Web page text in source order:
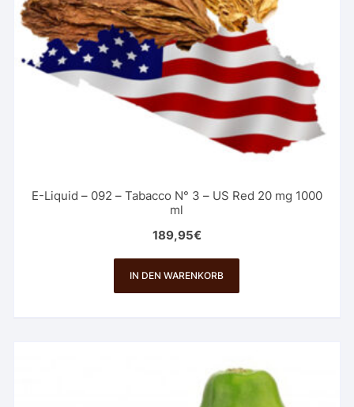
E-Liquid – 092 – Tabacco N° 3 – US Red 20 mg 1000
ml
189,95€
IN DEN WARENKORB